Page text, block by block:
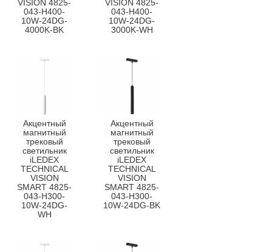
VISION 4825-
043-H400-
10W-24DG-
4000K-BK
VISION 4825-
043-H400-
10W-24DG-
3000K-WH
Акцентный
магнитный
трековый
светильник
iLEDEX
TECHNICAL
VISION
SMART 4825-
043-H300-
10W-24DG-
WH
Акцентный
магнитный
трековый
светильник
iLEDEX
TECHNICAL
VISION
SMART 4825-
043-H300-
10W-24DG-BK